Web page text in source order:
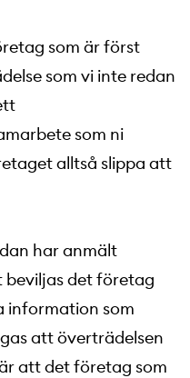
som är först
som vi inte redan
som ni
alltså slippa att
har anmält
det företag
information som
att överträdelsen
att det företag som